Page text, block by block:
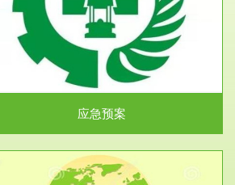
应急预案
清洁生产审核
根据《中华人民共和国清洁生产促进法》、《清
洁生产审核暂行办法...